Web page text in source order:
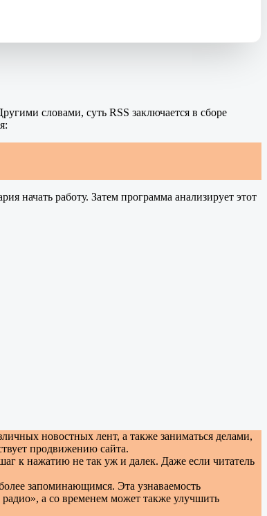
словами, суть RSS заключается в сборе
начать работу. Затем программа анализирует этот
новостных лент, а также заниматься делами,
продвижению сайта.
к нажатию не так уж и далек. Даже если читатель
запоминающимся. Эта узнаваемость
радио», а со временем может также улучшить